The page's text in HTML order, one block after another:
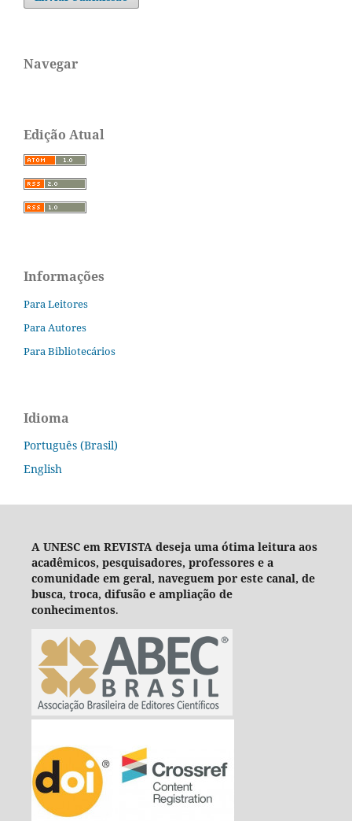
Navegar
Edição Atual
Informações
Para Leitores
Para Autores
Para Bibliotecários
Idioma
Português (Brasil)
English
A UNESC em REVISTA deseja uma ótima leitura aos
acadêmicos, pesquisadores, professores e a
comunidade em geral, naveguem por este canal, de
busca, troca, difusão e ampliação de
conhecimentos.